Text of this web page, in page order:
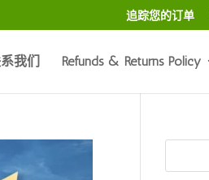
追踪您的订单
我们 Refunds & Returns Policy